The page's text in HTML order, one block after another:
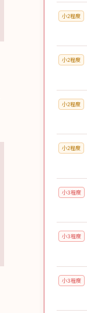
小2程度
小2程度
小2程度
小2程度
小3程度
小3程度
小3程度